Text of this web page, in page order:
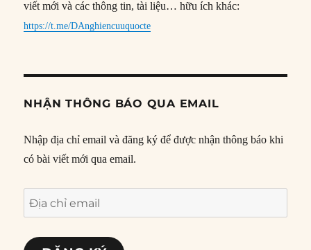
viết mới và các thông tin, tài liệu… hữu ích khác:
https://t.me/DAnghiencuuquocte
NHẬN THÔNG BÁO QUA EMAIL
Nhập địa chỉ email và đăng ký để được nhận thông báo khi
có bài viết mới qua email.
Địa
chỉ
email